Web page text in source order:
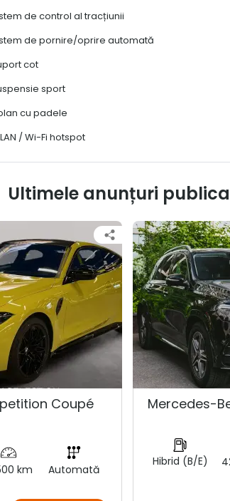
de control al tracțiunii
de pornire/oprire automată
cot
sport
cu padele
/ Wi-Fi hotspot
Ultimele anunțuri
Coupé
km Automată
Mercedes-
Hibrid (B/E)